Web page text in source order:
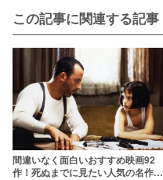
この記事に関連する記事
間違いなく面白いおすすめ映画92
作！死ぬまでに見たい人気の名作を